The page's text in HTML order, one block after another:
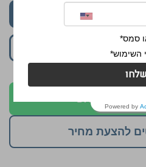
לסל
בוואטסאפ
להצעת מחיר
סמס*
השימוש*
שלחו
Powered by